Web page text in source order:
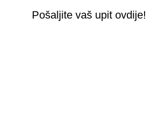
Pošaljite vaš upit ovdije!